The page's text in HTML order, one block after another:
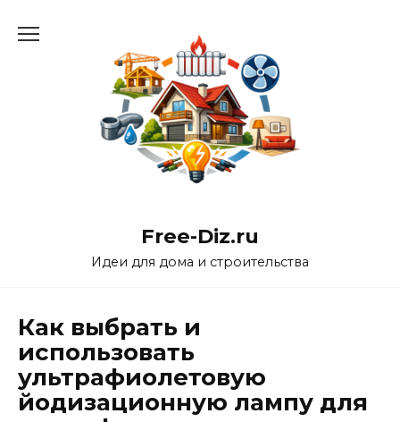
Free-Diz.ru
Идеи для дома и строительства
Как выбрать и
использовать
ультрафиолетовую
йодизационную лампу для